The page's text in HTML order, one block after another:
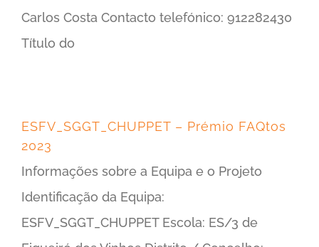
Carlos Costa Contacto telefónico: 912282430
Título do
ESFV_SGGT_CHUPPET – Prémio FAQtos
2023
Informações sobre a Equipa e o Projeto
Identificação da Equipa:
ESFV_SGGT_CHUPPET Escola: ES/3 de